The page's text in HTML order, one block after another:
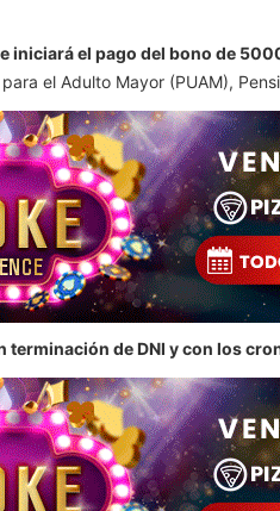
iniciará el pago del bono de
el Adulto Mayor (PUAM),
terminación de DNI y con los